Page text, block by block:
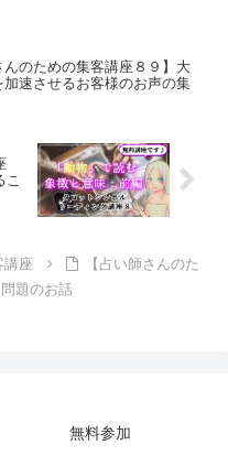
んのための集客講座８９】大
加速させるお客様のお声の集
こ
講座
【占い師さんのた
題のお話
無料参加